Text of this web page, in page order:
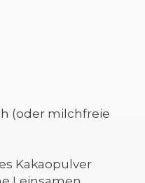
(oder milchfreie
Kakaopulver